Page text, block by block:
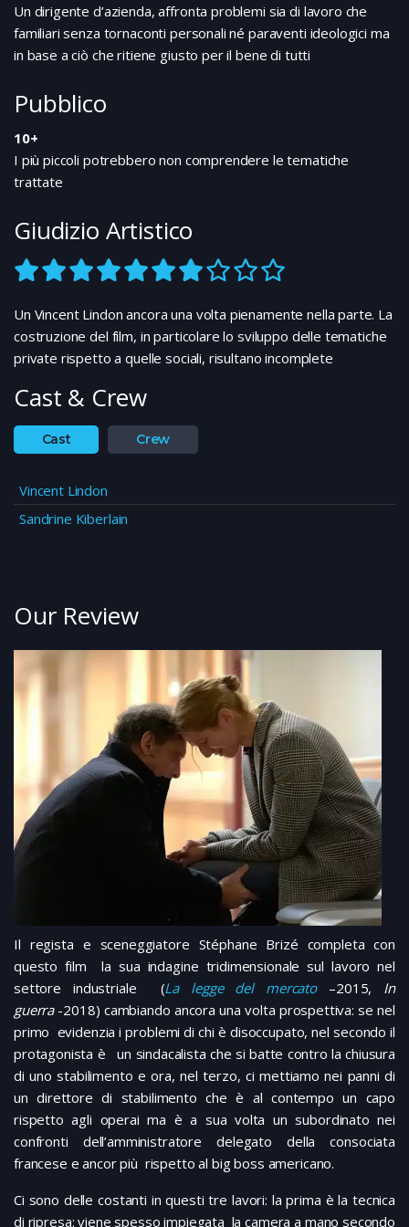
Un dirigente d’azienda, affronta problemi sia di lavoro che
familiari senza tornaconti personali né paraventi ideologici ma
in base a ciò che ritiene giusto per il bene di tutti
Pubblico
10+
I più piccoli potrebbero non comprendere le tematiche
trattate
Giudizio Artistico
Un Vincent Lindon ancora una volta pienamente nella parte. La
costruzione del film, in particolare lo sviluppo delle tematiche
private rispetto a quelle sociali, risultano incomplete
Cast & Crew
Cast Crew
Vincent Lindon
Sandrine Kiberlain
Our Review
Il regista e sceneggiatore Stéphane Brizé completa con
questo film la sua indagine tridimensionale sul lavoro nel
settore industriale (La legge del mercato–2015, In
guerra-2018) cambiando ancora una volta prospettiva: se nel
primo evidenzia i problemi di chi è disoccupato, nel secondo il
protagonista è un sindacalista che si batte contro la chiusura
di uno stabilimento e ora, nel terzo, ci mettiamo nei panni di
un direttore di stabilimento che è al contempo un capo
rispetto agli operai ma è a sua volta un subordinato nei
confronti dell’amministratore delegato della consociata
francese e ancor più rispetto al big boss americano.
Ci sono delle costanti in questi tre lavori: la prima è la tecnica
di ripresa: viene spesso impiegata la camera a mano secondo